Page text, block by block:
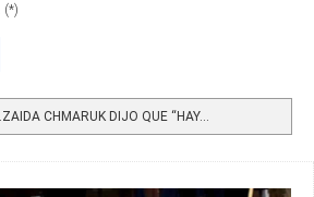
(*)
CHMARUK DIJO QUE “HAY...